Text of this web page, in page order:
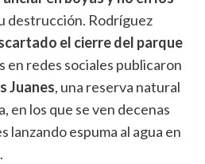
destrucción. Rodríguez
el cierre del parque
en redes sociales publicaron
Juanes, una reserva natural
en los que se ven decenas
lanzando espuma al agua en